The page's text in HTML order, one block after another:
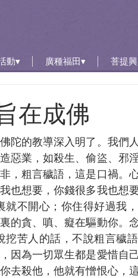
動▾ 廣種福田▾ 菩提
在成佛
陀的教導深入明了。我們
惡業，如殺生、偷盜、邪
，粗言穢語，這是口禍。
也想要，你錢很多我也想
不開心；你住得好過我
的貪、嗔、癡在驅動你。
苦人的話，不說粗言穢
因為一切眾生都是愛惜自
去殺他，他就有憎恨心，